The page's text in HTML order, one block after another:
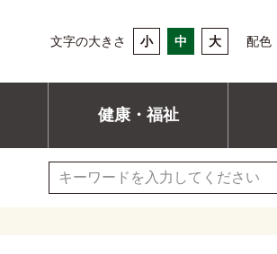
文字の大きさ 小 中 大 配色
健康・福祉